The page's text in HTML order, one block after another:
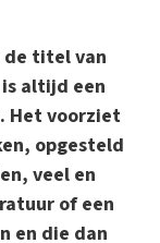
de titel van
altijd een
Het voorziet
opgesteld
veel en
of een
en die dan